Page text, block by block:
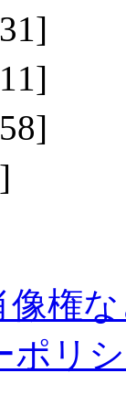
像権
ポリ